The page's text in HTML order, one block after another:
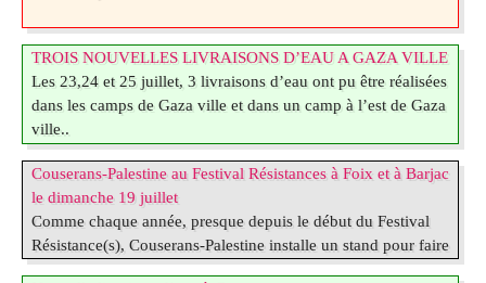
TROIS NOUVELLES LIVRAISONS D’EAU A GAZA VILLE
Les 23,24 et 25 juillet, 3 livraisons d’eau ont pu être réalisées
dans les camps de Gaza ville et dans un camp à l’est de Gaza
ville..
_Camp El Jazira( le 25 juillet )
_Camp des habitants de Beit Hanoun au quartier El Yarmouk(
le 24 juillet)
_Camp El jerjaoui (23 juillet 2026).
En fichier attaché, 3 courtes vidéos de ces distributions,
rendues possibles grâce à vos dons auprès de Couserans-
Couserans-Palestine au Festival Résistances à Foix et à Barjac
le dimanche 19 juillet
Comme chaque année, presque depuis le début du Festival
Résistance(s), Couserans-Palestine installe un stand pour faire
découvrir ses activités et vendre artisanat palestinien et livres